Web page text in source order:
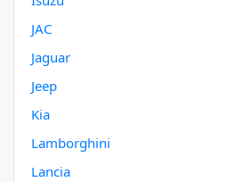
JAC
Jaguar
Jeep
Kia
Lamborghini
Lancia